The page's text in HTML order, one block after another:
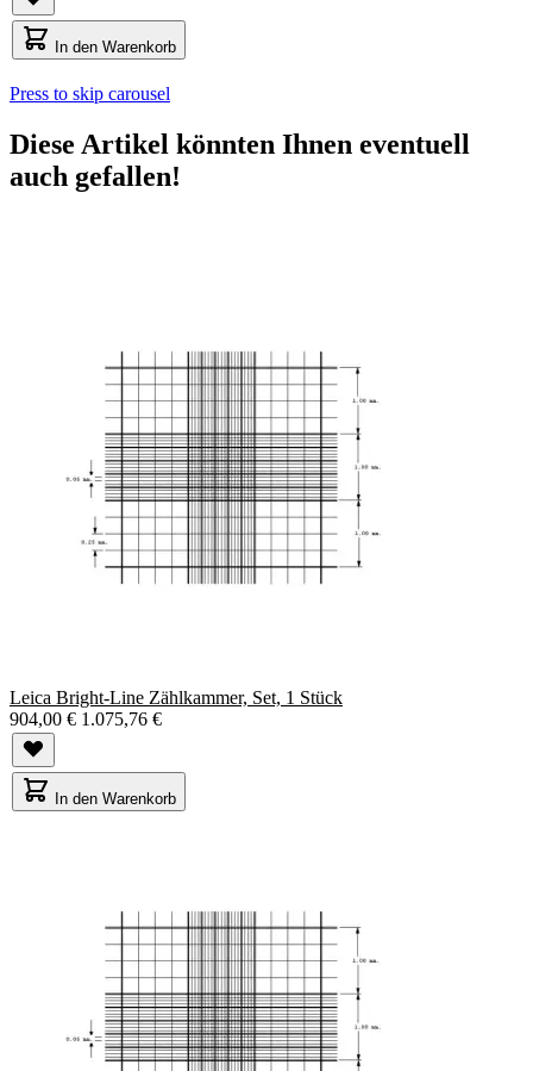
In den Warenkorb
Press to skip carousel
Diese Artikel könnten Ihnen eventuell
auch gefallen!
Leica Bright-Line Zählkammer, Set, 1 Stück
904,00 € 1.075,76 €
In den Warenkorb